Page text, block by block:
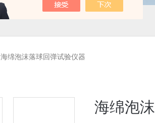
海绵泡沫落球回弹试验仪器
海绵泡